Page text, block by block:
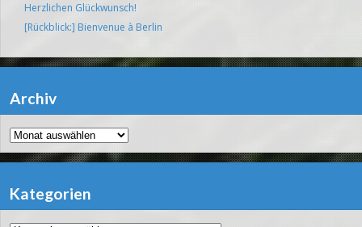
Herzlichen Glückwunsch!
[Rückblick:] Bienvenue à Berlin
Archiv
Archiv
Kategorien